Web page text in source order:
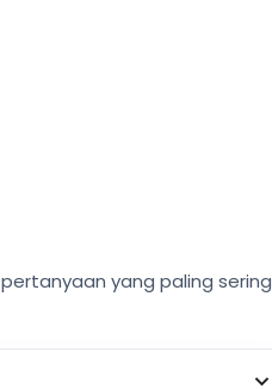
yang paling sering